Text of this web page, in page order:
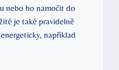
nebo ho namočit do
je také pravidelně
například